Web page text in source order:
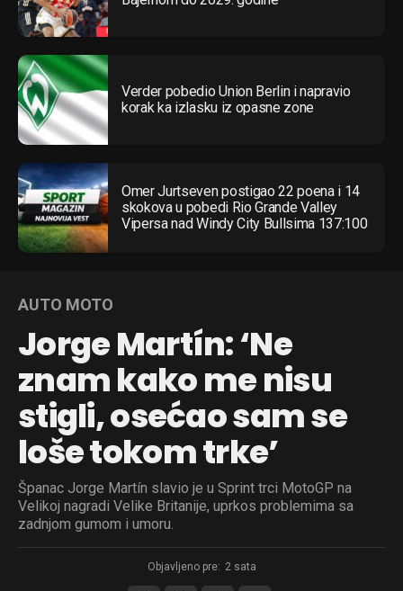
Verder pobedio Union Berlin i napravio
korak ka izlasku iz opasne zone
Omer Jurtseven postigao 22 poena i 14
skokova u pobedi Rio Grande Valley
Vipersa nad Windy City Bullsima 137:100
AUTO MOTO
Jorge Martín: ‘Ne
znam kako me nisu
stigli, osećao sam se
loše tokom trke’
Španac Jorge Martín slavio je u Sprint trci MotoGP na
Velikoj nagradi Velike Britanije, uprkos problemima sa
zadnjom gumom i umoru.
Objavljeno pre: 2 sata
Pinterest